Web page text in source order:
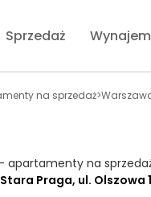
Sprzedaż Wynajem
na sprzedaż>
- apartamenty na
Praga, ul. Olszowa